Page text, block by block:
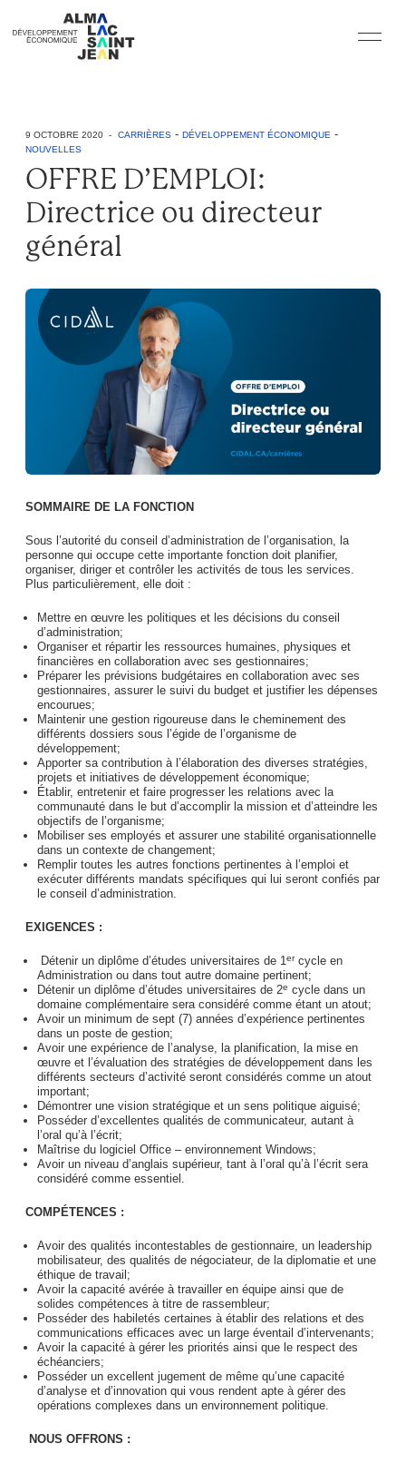
9 OCTOBRE 2020 - CARRIÈRES - DÉVELOPPEMENT ÉCONOMIQUE -
NOUVELLES
OFFRE D’EMPLOI:
Directrice ou directeur
général
SOMMAIRE DE LA FONCTION
Sous l’autorité du conseil d’administration de l’organisation, la
personne qui occupe cette importante fonction doit planifier,
organiser, diriger et contrôler les activités de tous les services.
Plus particulièrement, elle doit :
Mettre en œuvre les politiques et les décisions du conseil
d’administration;
Organiser et répartir les ressources humaines, physiques et
financières en collaboration avec ses gestionnaires;
Préparer les prévisions budgétaires en collaboration avec ses
gestionnaires, assurer le suivi du budget et justifier les dépenses
encourues;
Maintenir une gestion rigoureuse dans le cheminement des
différents dossiers sous l’égide de l’organisme de
développement;
Apporter sa contribution à l’élaboration des diverses stratégies,
projets et initiatives de développement économique;
Établir, entretenir et faire progresser les relations avec la
communauté dans le but d’accomplir la mission et d’atteindre les
objectifs de l’organisme;
Mobiliser ses employés et assurer une stabilité organisationnelle
dans un contexte de changement;
Remplir toutes les autres fonctions pertinentes à l’emploi et
exécuter différents mandats spécifiques qui lui seront confiés par
le conseil d’administration.
EXIGENCES :
Détenir un diplôme d’études universitaires de 1ercycle en
Administration ou dans tout autre domaine pertinent;
Détenir un diplôme d’études universitaires de 2e cycle dans un
domaine complémentaire sera considéré comme étant un atout;
Avoir un minimum de sept (7) années d’expérience pertinentes
dans un poste de gestion;
Avoir une expérience de l’analyse, la planification, la mise en
œuvre et l’évaluation des stratégies de développement dans les
différents secteurs d’activité seront considérés comme un atout
important;
Démontrer une vision stratégique et un sens politique aiguisé;
Posséder d’excellentes qualités de communicateur, autant à
l’oral qu’à l’écrit;
Maîtrise du logiciel Office – environnement Windows;
Avoir un niveau d’anglais supérieur, tant à l’oral qu’à l’écrit sera
considéré comme essentiel.
COMPÉTENCES :
Avoir des qualités incontestables de gestionnaire, un leadership
mobilisateur, des qualités de négociateur, de la diplomatie et une
éthique de travail;
Avoir la capacité avérée à travailler en équipe ainsi que de
solides compétences à titre de rassembleur;
Posséder des habiletés certaines à établir des relations et des
communications efficaces avec un large éventail d’intervenants;
Avoir la capacité à gérer les priorités ainsi que le respect des
échéanciers;
Posséder un excellent jugement de même qu’une capacité
d’analyse et d’innovation qui vous rendent apte à gérer des
opérations complexes dans un environnement politique.
NOUS OFFRONS :